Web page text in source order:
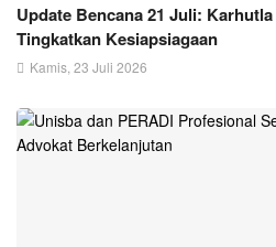
Update Bencana 21 Juli:
Tingkatkan Kesiapsiagaan
Kamis, 23 Juli 2026